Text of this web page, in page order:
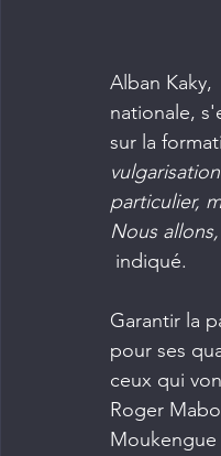
Alban
nationale,
sur la
particulier,
Nous
indiqué.
Garantir la
pour ses
ceux qui
Roger